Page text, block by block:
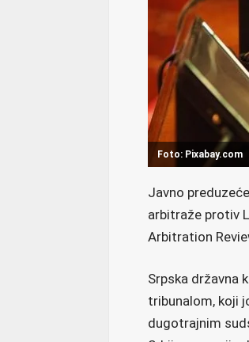
Foto: Pixabay.com
Javno
arbitraže protiv
Arbitration
Srpska državna
tribunalom, koji
dugotrajnim